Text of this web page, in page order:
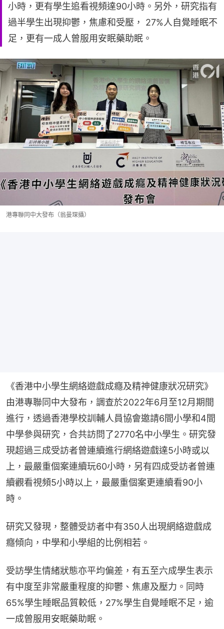
小時，更有學生追看視頻達90小時。另外，研究指有
過半學生出現抑鬱，焦慮和受壓， 27%人自覺睡眠不
足，更有一成人曾服用安眠藥助眠。
港專聯同中大發布（翁曼琛攝）
《香港中小學生網絡遊戲成癮及精神健康狀况研究》
由港專聯同中大發布，調查於2022年6月至12月期間
進行，透過香港學校訓輔人員協會邀請6間小學和4間
中學參與研究，合共訪問了2770名中小學生。研究發
現超過三成受訪者曾連續進行網絡遊戲達5小時或以
上，最嚴重個案連續玩60小時，另有四成受訪者曾連
續觀看視頻5小時以上，最嚴重個案更連續看90小
時。
研究又發現，整體受訪者中有350人出現網絡遊戲成
癮傾向，中學和小學組的比例相若。
受訪學生情緒狀態亦平均偏差，有五至六成學生表示
有中度至非常嚴重程度的抑鬱、焦慮及壓力。同時
65%學生睡眠品質較低，27%學生自覺睡眠不足，逾
一成曾服用安眠藥助眠。